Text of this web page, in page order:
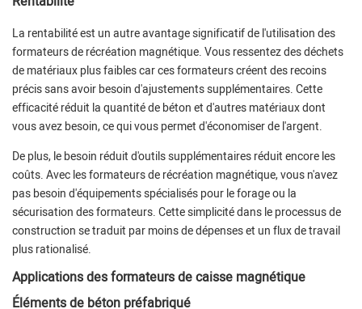
La rentabilité est un autre avantage significatif de l'utilisation des
formateurs de récréation magnétique. Vous ressentez des déchets
de matériaux plus faibles car ces formateurs créent des recoins
précis sans avoir besoin d'ajustements supplémentaires. Cette
efficacité réduit la quantité de béton et d'autres matériaux dont
vous avez besoin, ce qui vous permet d'économiser de l'argent.
De plus, le besoin réduit d'outils supplémentaires réduit encore les
coûts. Avec les formateurs de récréation magnétique, vous n'avez
pas besoin d'équipements spécialisés pour le forage ou la
sécurisation des formateurs. Cette simplicité dans le processus de
construction se traduit par moins de dépenses et un flux de travail
plus rationalisé.
Applications des formateurs de caisse magnétique
Éléments de béton préfabriqué